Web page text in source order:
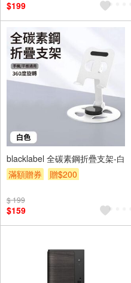
$199
blacklabel 全碳素鋼折疊支架-白
滿額贈券
贈$200
$ 199
$159